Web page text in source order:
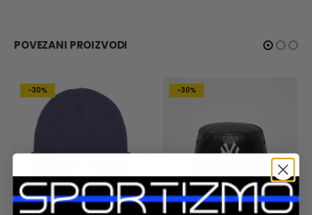
POVEZANI PROIZVODI
-30% -30%